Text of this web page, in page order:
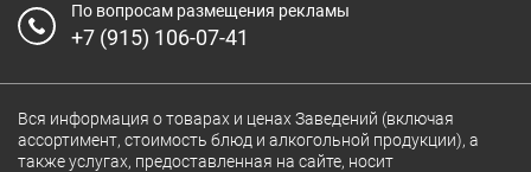
По вопросам размещения рекламы
+7 (915) 106-07-41
Вся информация о товарах и ценах Заведений (включая
ассортимент, стоимость блюд и алкогольной продукции), а
также услугах, предоставленная на сайте, носит